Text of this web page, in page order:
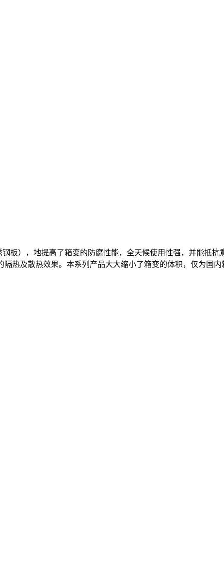
板），地提高了箱变的防腐性能，全天候使用性强，并能抵
热及散热效果。本系列产品大大缩小了箱变的体积，仅为国内